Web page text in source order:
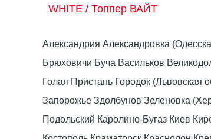
WHITE / Топпер ВАЙТ
Александрия Александровка
Брюховичи Буча Васильков
Голая Пристань Городок
Запорожье Здолбунов Зеленовка
Подольский Каролино-Бугаз Киев